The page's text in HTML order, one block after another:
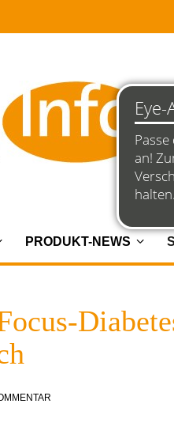
PRODUKT-NEWS